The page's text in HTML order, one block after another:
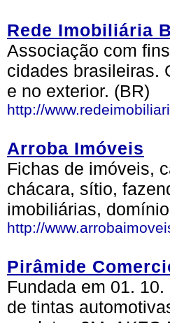
Rede Imobiliária
Associação com
cidades brasileiras.
e no exterior. (BR)
http://
Arroba Imóveis
Fichas de imóveis,
chácara, sítio,
imobiliárias,
http://
Pirâmide
Fundada em 01.
de tintas